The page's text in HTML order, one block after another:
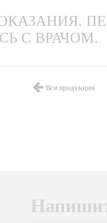
С ВРАЧОМ.
Вся продукция